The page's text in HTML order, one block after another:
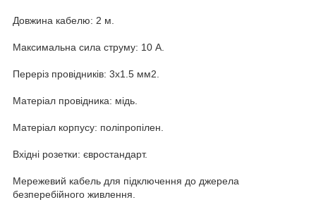
Довжина кабелю: 2 м.
Максимальна сила струму: 10 А.
Переріз провідників: 3х1.5 мм2.
Матеріал провідника: мідь.
Матеріал корпусу: поліпропілен.
Вхідні розетки: євростандарт.
Мережевий кабель для підключення до джерела
безперебійного живлення.